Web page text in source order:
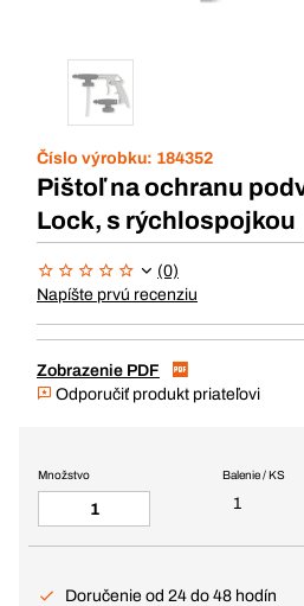
Číslo výrobku: 184352
Pištoľ na ochranu
Lock, s rýchlospojkou
(0)
Napíšte prvú recenziu
Zobrazenie PDF
Odporučiť produkt priateľovi
Balenie / KS
1
Množstvo
Doručenie od 24 do 48 hodín